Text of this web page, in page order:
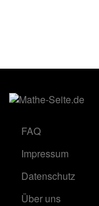
FAQ
Impressum
Datenschutz
Über uns